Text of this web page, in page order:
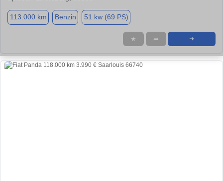
113.000 km Benzin 51 kw (69 PS)
★ ➦ ➜